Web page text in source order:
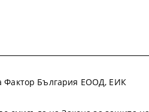
Фактор България ЕООД, ЕИК